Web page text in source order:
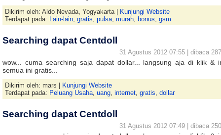
Dikirim oleh: Aldo Nevada, Yogyakarta |
Kunjungi Website
Terdapat pada: Lain-lain, gratis, pulsa, murah, bonus, gsm
Searching dapat Centdoll
31 Agustus 2012 07:55 | dibaca
wow... cuma searching saja dapat dollar... langsung aja di klik &
semua ini gratis...
Dikirim oleh: mars |
Kunjungi Website
Terdapat pada: Peluang Usaha, uang, internet, gratis, dollar
Searching dapat Centdoll
31 Agustus 2012 07:49 | dibaca